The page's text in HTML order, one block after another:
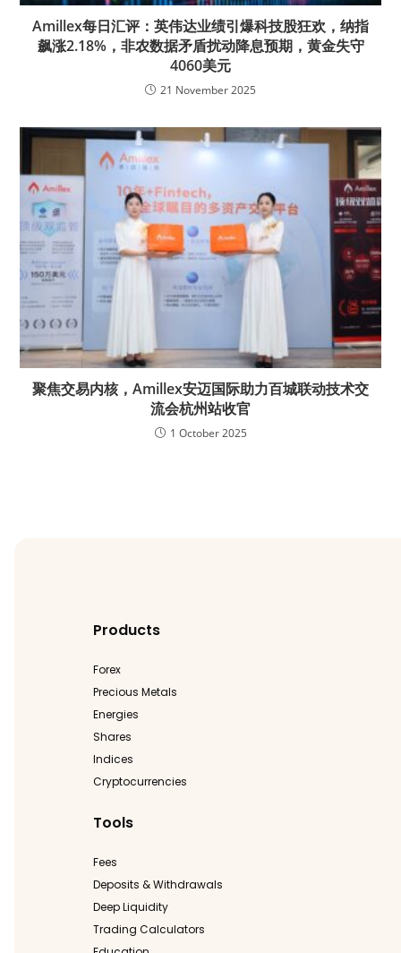
Amillex每日汇评：英伟达业绩引爆科技股狂欢，纳指
飙涨2.18%，非农数据矛盾扰动降息预期，黄金失守
4060美元
21 November 2025
聚焦交易内核，Amillex安迈国际助力百城联动技术交
流会杭州站收官
1 October 2025
Products
Forex
Precious Metals
Energies
Shares
Indices
Cryptocurrencies
Tools
Fees
Deposits & Withdrawals
Deep Liquidity
Trading Calculators